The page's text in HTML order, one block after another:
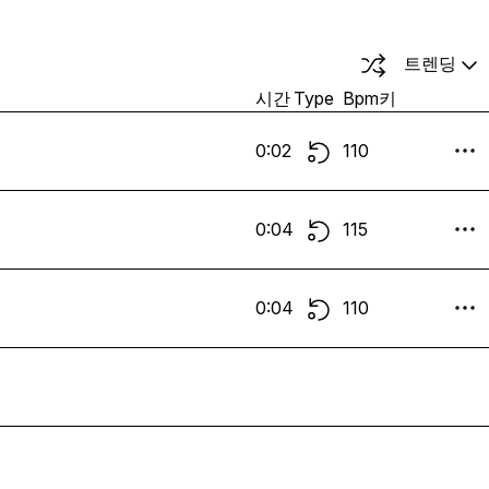
트렌딩
시간 Type Bpm키
0:02 110
0:04 115
0:04 110